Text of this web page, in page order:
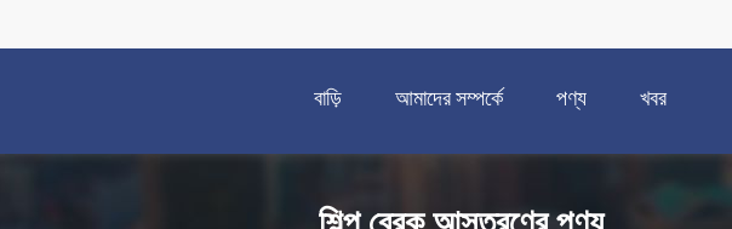
বাড়ি আমাদের সম্পর্কে পণ্য খবর